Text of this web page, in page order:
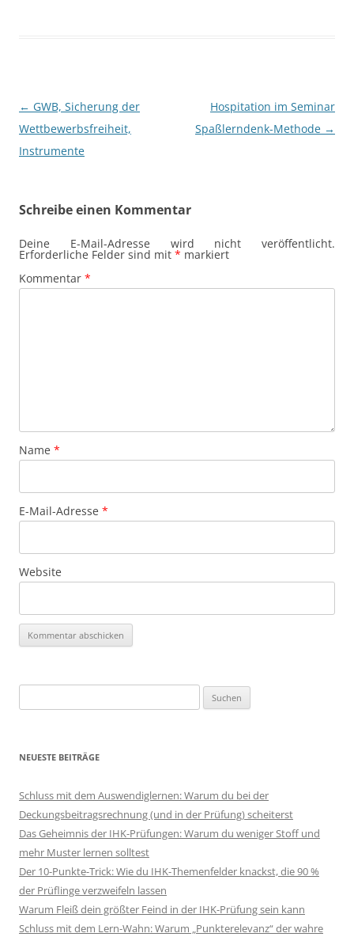
Beitragsnavigation
← GWB, Sicherung der
Wettbewerbsfreiheit,
Instrumente
Hospitation im Seminar
Spaßlerndenk-Methode →
Schreibe einen Kommentar
Deine E-Mail-Adresse wird nicht veröffentlicht.
Erforderliche Felder sind mit * markiert
Kommentar *
Name *
E-Mail-Adresse *
Website
nach:
NEUESTE BEITRÄGE
Schluss mit dem Auswendiglernen: Warum du bei der
Deckungsbeitragsrechnung (und in der Prüfung) scheiterst
Das Geheimnis der IHK-Prüfungen: Warum du weniger Stoff und
mehr Muster lernen solltest
Der 10-Punkte-Trick: Wie du IHK-Themenfelder knackst, die 90 %
der Prüflinge verzweifeln lassen
Warum Fleiß dein größter Feind in der IHK-Prüfung sein kann
Schluss mit dem Lern-Wahn: Warum „Punkterelevanz“ der wahre